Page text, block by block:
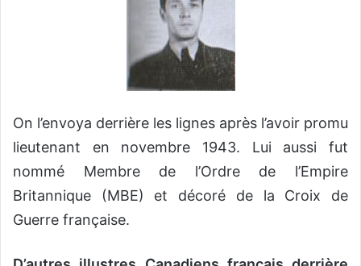
On l’envoya derrière les lignes après l’avoir promu
lieutenant en novembre 1943. Lui aussi fut
nommé Membre de l’Ordre de l’Empire
Britannique (MBE) et décoré de la Croix de
Guerre française.